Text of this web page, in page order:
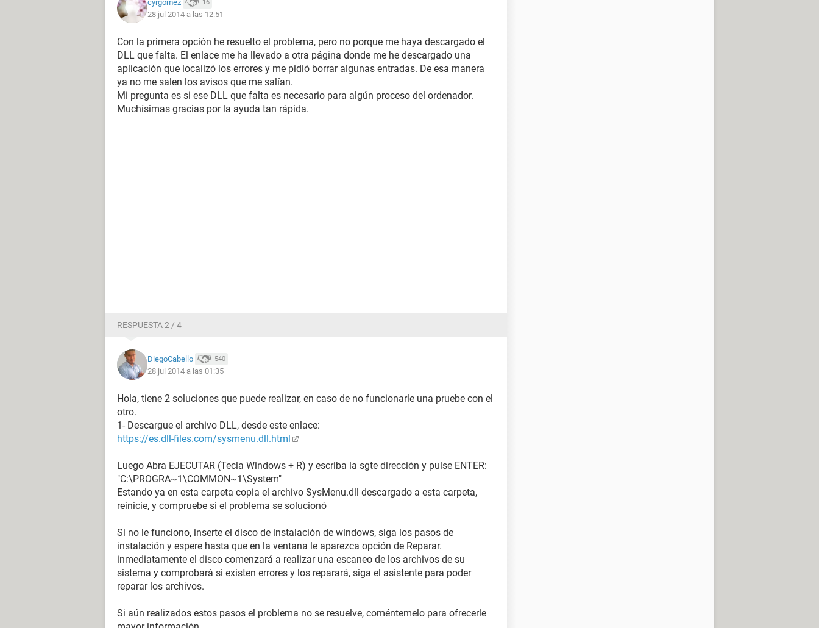
cyrgomez 16
28 jul 2014 a las 12:51
Con la primera opción he resuelto el problema, pero no porque me haya descargado el
DLL que falta. El enlace me ha llevado a otra página donde me he descargado una
aplicación que localizó los errores y me pidió borrar algunas entradas. De esa manera
ya no me salen los avisos que me salían.
Mi pregunta es si ese DLL que falta es necesario para algún proceso del ordenador.
Muchísimas gracias por la ayuda tan rápida.
RESPUESTA 2 / 4
DiegoCabello 540
28 jul 2014 a las 01:35
Hola, tiene 2 soluciones que puede realizar, en caso de no funcionarle una pruebe con el
otro.
1- Descargue el archivo DLL, desde este enlace:
https://es.dll-files.com/sysmenu.dll.html
Luego Abra EJECUTAR (Tecla Windows + R) y escriba la sgte dirección y pulse ENTER:
"C:\PROGRA~1\COMMON~1\System"
Estando ya en esta carpeta copia el archivo SysMenu.dll descargado a esta carpeta,
reinicie, y compruebe si el problema se solucionó
Si no le funciono, inserte el disco de instalación de windows, siga los pasos de
instalación y espere hasta que en la ventana le aparezca opción de Reparar.
inmediatamente el disco comenzará a realizar una escaneo de los archivos de su
sistema y comprobará si existen errores y los reparará, siga el asistente para poder
reparar los archivos.
Si aún realizados estos pasos el problema no se resuelve, coméntemelo para ofrecerle